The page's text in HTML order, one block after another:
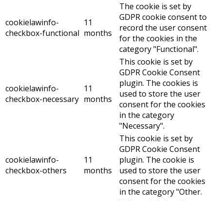
cookielawinfo-
checkbox-functional
11
months
The cookie is set by
GDPR cookie consent to
record the user consent
for the cookies in the
category "Functional".
cookielawinfo-
checkbox-necessary
11
months
This cookie is set by
GDPR Cookie Consent
plugin. The cookies is
used to store the user
consent for the cookies
in the category
"Necessary".
cookielawinfo-
checkbox-others
11
months
This cookie is set by
GDPR Cookie Consent
plugin. The cookie is
used to store the user
consent for the cookies
in the category "Other.